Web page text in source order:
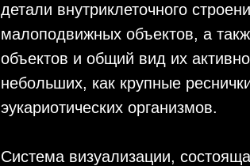
детали внутриклеточного
малоподвижных объектов, а
объектов и общий вид их
небольших, как крупные
эукариотических организмов.
Система визуализации,